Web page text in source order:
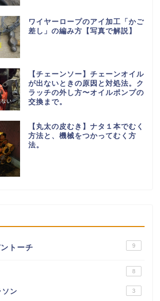
ワイヤーロープのアイ加工「かご
差し」の編み方【写真で解説】
【チェーンソー】チェーンオイル
が出ないときの原因と対処法。ク
ラッチの外し方〜オイルポンプの
交換まで。
【丸太の皮むき】ナタ１本でむく
方法と、機械をつかってむく方
法。
トーチ 9
8
ソン 3